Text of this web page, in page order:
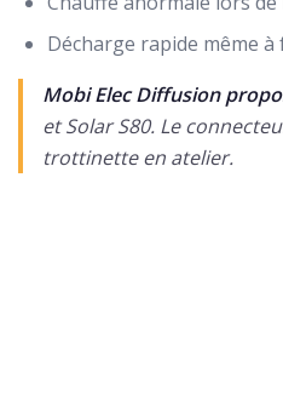
Décharge rapide même
Mobi Elec Diffusion
et Solar S80. Le
trottinette en atelier.